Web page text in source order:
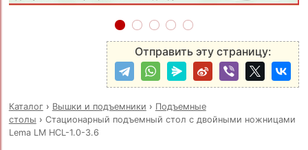
Отправить эту страницу:
Каталог› Вышки и подъемники › Подъемные
столы › Стационарный подъемный стол с двойными ножницами
Lema LM HCL-1.0-3.6